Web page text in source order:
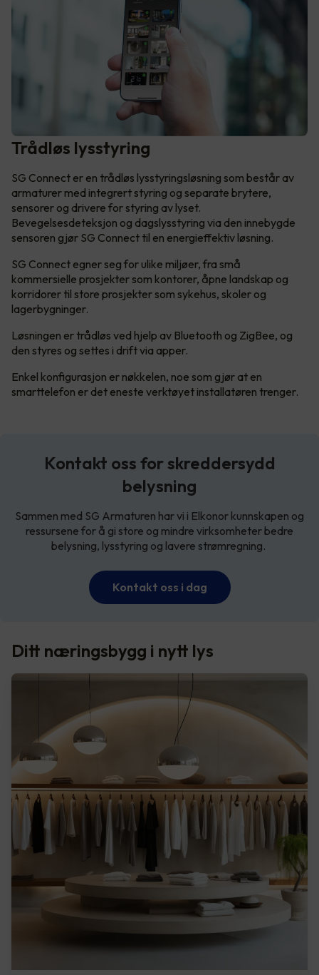
Trådløs lysstyring
SG Connect er en trådløs lysstyringsløsning som består av
armaturer med integrert styring og separate brytere,
sensorer og drivere for styring av lyset.
Bevegelsesdeteksjon og dagslysstyring via den innebygde
sensoren gjør SG Connect til en energieffektiv løsning.
SG Connect egner seg for ulike miljøer, fra små
kommersielle prosjekter som kontorer, åpne landskap og
korridorer til store prosjekter som sykehus, skoler og
lagerbygninger.
Løsningen er trådløs ved hjelp av Bluetooth og ZigBee, og
den styres og settes i drift via apper.
Enkel konfigurasjon er nøkkelen, noe som gjør at en
smarttelefon er det eneste verktøyet installatøren trenger.
Kontakt oss for skreddersydd
belysning
Sammen med SG Armaturen har vi i Elkonor kunnskapen og
ressursene for å gi store og mindre virksomheter bedre
belysning, lysstyring og lavere strømregning.
Kontakt oss i dag
Ditt næringsbygg i nytt lys